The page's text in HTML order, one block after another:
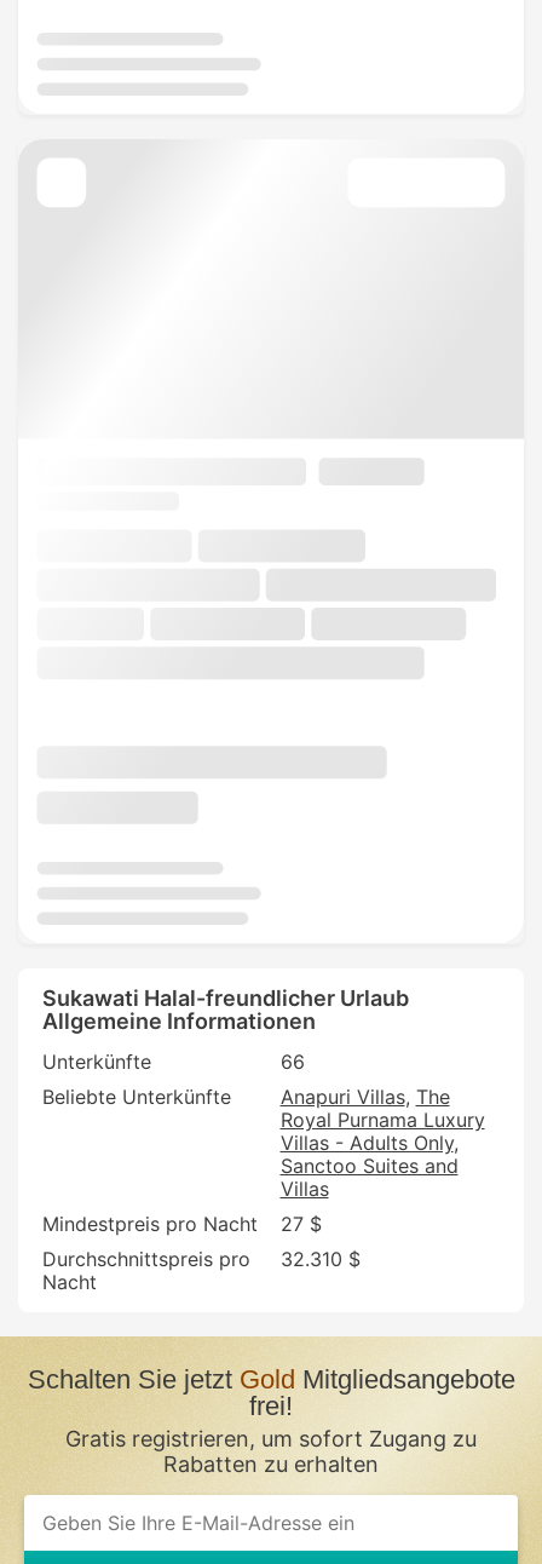
Sukawati Halal-freundlicher Urlaub
Allgemeine Informationen
Unterkünfte
66
Beliebte Unterkünfte
Anapuri Villas The
Royal Purnama Luxury
Villas - Adults Only
Sanctoo Suites and
Villas
Mindestpreis pro Nacht
27 $
Durchschnittspreis pro
Nacht
32.310 $
Schalten Sie jetzt Gold Mitgliedsangebote
frei!
Gratis registrieren, um sofort Zugang zu
Rabatten zu erhalten
If
you